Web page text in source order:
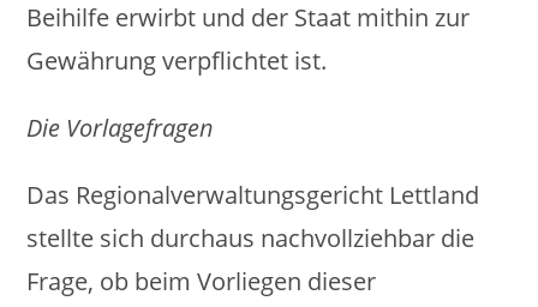
Beihilfe erwirbt und der Staat mithin zur
Gewährung verpflichtet ist.
Die Vorlagefragen
Das Regionalverwaltungsgericht Lettland
stellte sich durchaus nachvollziehbar die
Frage, ob beim Vorliegen dieser